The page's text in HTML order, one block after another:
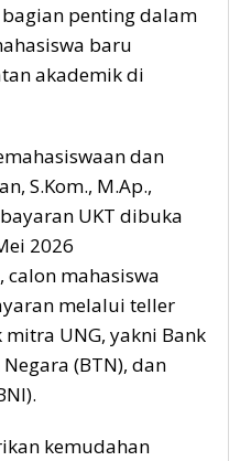
penting dalam
baru
akademik di
dan
S.Kom., M.Ap.,
UKT dibuka
2026
mahasiswa
melalui teller
UNG, yakni Bank
(BTN), dan
kemudahan